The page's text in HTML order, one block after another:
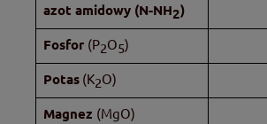
azot amidowy (N-NH2)
Fosfor (P2O5)
Potas (K2O)
Magnez (MgO)